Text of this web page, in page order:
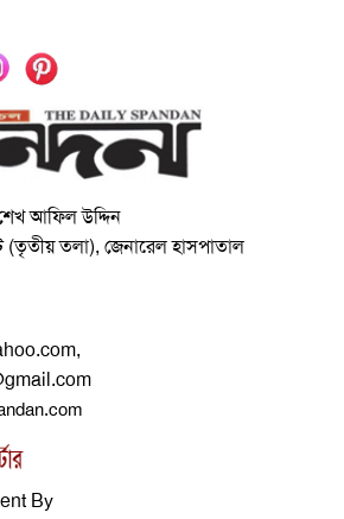
আফিল উদ্দিন
(তৃতীয় তলা), জেনারেল হাসপাতাল
By